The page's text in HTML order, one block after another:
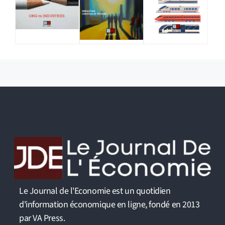
Le Journal de l'Economie est un quotidien
d'information économique en ligne, fondé en 2013
par VA Press.